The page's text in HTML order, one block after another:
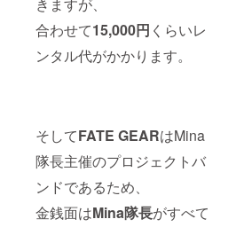
きますが、
合わせて15,000円 くらいレ
ンタル代がかかります。
そしてFATE GEARはMina
隊長主催のプロジェクトバ
ンドであるため、
金銭面はMina隊長がすべて